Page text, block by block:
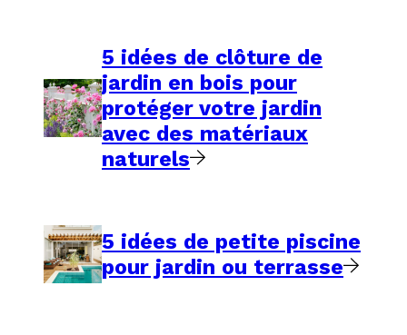
5 idées de clôture de
jardin en bois pour
protéger votre jardin
avec des matériaux
naturels
5 idées de petite piscine
pour jardin ou terrasse